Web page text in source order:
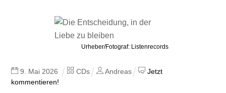
Urheber/Fotograf: Listenrecords
9 Mai 2026 CDs Andreas
Jetzt
kommentieren!